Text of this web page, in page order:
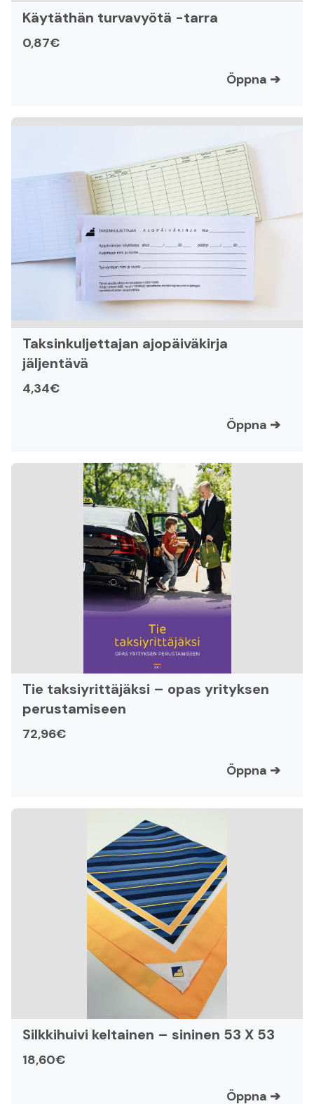
Käytäthän turvavyötä -tarra
0,87€
Öppna ➔
Taksinkuljettajan ajopäiväkirja
jäljentävä
4,34€
Öppna ➔
Tie taksiyrittäjäksi – opas yrityksen
perustamiseen
72,96€
Öppna ➔
Silkkihuivi keltainen – sininen 53 X 53
18,60€
Öppna ➔